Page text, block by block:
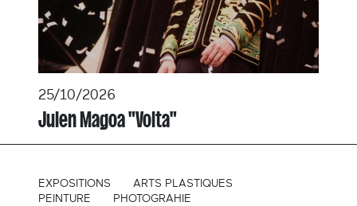
25/10/2026
Julen Magoa "Volta"
EXPOSITIONS
ARTS PLASTIQUES
PEINTURE
PHOTOGRAHIE